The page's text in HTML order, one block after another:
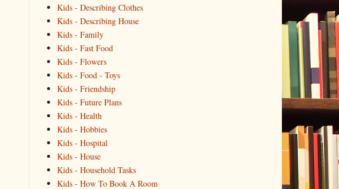
Kids - Describing Clothes
Kids - Describing House
Kids - Family
Kids - Fast Food
Kids - Flowers
Kids - Food - Toys
Kids - Friendship
Kids - Future Plans
Kids - Health
Kids - Hobbies
Kids - Hospital
Kids - House
Kids - Household Tasks
Kids - How To Book A Room